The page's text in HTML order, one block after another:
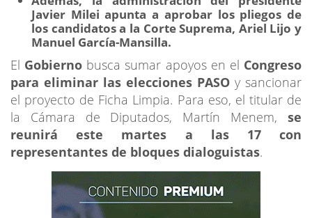
Javier Milei apunta a aprobar los pliegos de
los candidatos a la Corte Suprema, Ariel Lijo y
Manuel García-Mansilla.
El Gobierno busca sumar apoyos en el Congreso
para eliminar las elecciones PASO y sancionar
el proyecto de Ficha Limpia. Para eso, el titular de
la Cámara de Diputados, Martín Menem, se
reunirá este martes a las 17 con
representantes de bloques dialoguistas.